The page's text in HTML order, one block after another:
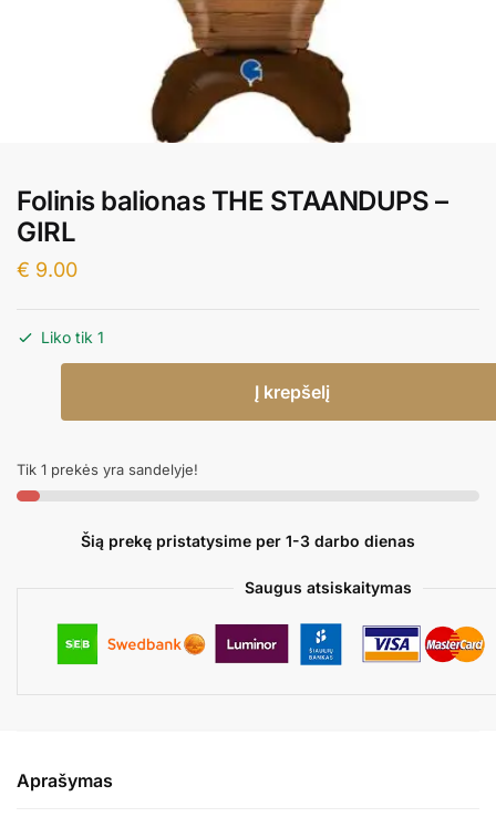
Folinis balionas THE STAANDUPS –
GIRL
€ 9.00
Liko tik 1
Folinis
THE
STAANDUPS
Į krepšelį
Tik 1 prekės yra sandelyje!
Šią prekę pristatysime per 1-3 darbo dienas
Saugus atsiskaitymas
Aprašymas